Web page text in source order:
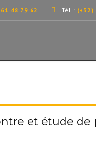
48 79 62 Tél : (+32)
et étude de